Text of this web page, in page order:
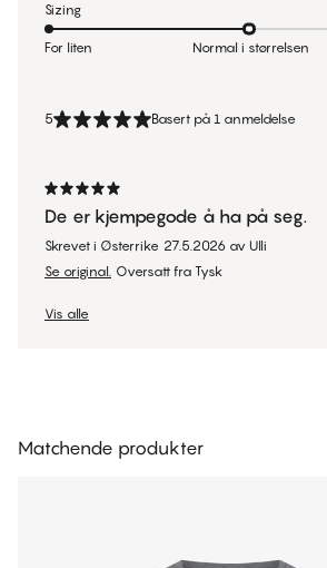
5 Basert på 1 anmeldelse
De er kjempegode å ha på seg.
Skrevet i Østerrike 27.5.2026 av Ulli
Se original. Oversatt fra Tysk
Vis alle
Sizing
For liten Normal i størrelsen
Matchende produkter